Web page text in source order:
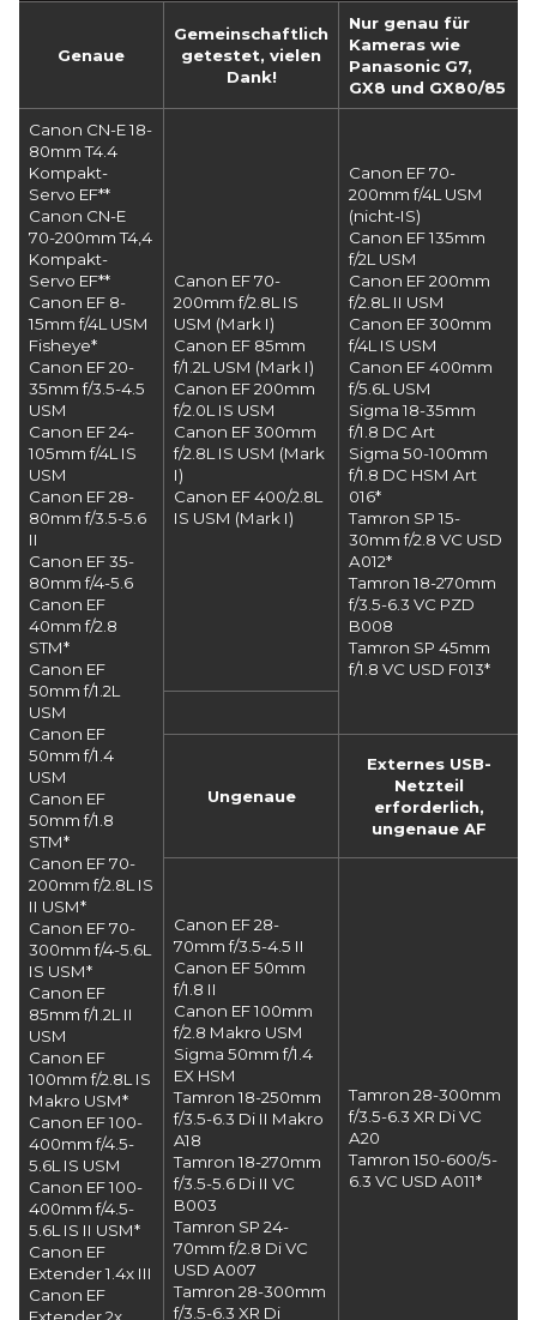
Genaue
Gemeinschaftlich
getestet, vielen
Dank!
Nur genau für
Kameras wie
Panasonic G7,
GX8 und GX80/85
Canon CN-E 18-
80mm T4.4
Kompakt-
Servo EF**
Canon CN-E
70-200mm T4,4
Kompakt-
Servo EF**
Canon EF 8-
15mm f/4L USM
Fisheye*
Canon EF 20-
35mm f/3.5-4.5
USM
Canon EF 24-
105mm f/4L IS
USM
Canon EF 28-
80mm f/3.5-5.6
II
Canon EF 35-
80mm f/4-5.6
Canon EF
40mm f/2.8
STM*
Canon EF
50mm f/1.2L
USM
Canon EF
50mm f/1.4
USM
Canon EF
50mm f/1.8
STM*
Canon EF 70-
200mm f/2.8L IS
II USM*
Canon EF 70-
300mm f/4-5.6L
IS USM*
Canon EF
85mm f/1.2L II
USM
Canon EF
100mm f/2.8L IS
Makro USM*
Canon EF 100-
400mm f/4.5-
5.6L IS USM
Canon EF 100-
400mm f/4.5-
5.6L IS II USM*
Canon EF
Extender 1.4x III
Canon EF
Canon EF 70-
200mm f/2.8L IS
USM (Mark I)
Canon EF 85mm
f/1.2L USM (Mark I)
Canon EF 200mm
f/2.0L IS USM
Canon EF 300mm
f/2.8L IS USM (Mark
I)
Canon EF 400/2.8L
IS USM (Mark I)
Canon EF 70-
200mm f/4L USM
(nicht-IS)
Canon EF 135mm
f/2L USM
Canon EF 200mm
f/2.8L II USM
Canon EF 300mm
f/4L IS USM
Canon EF 400mm
f/5.6L USM
Sigma 18-35mm
f/1.8 DC Art
Sigma 50-100mm
f/1.8 DC HSM Art
016*
Tamron SP 15-
30mm f/2.8 VC USD
A012*
Tamron 18-270mm
f/3.5-6.3 VC PZD
B008
Tamron SP 45mm
f/1.8 VC USD F013*
Ungenaue
Externes USB-
Netzteil
erforderlich,
ungenaue AF
Canon EF 28-
70mm f/3.5-4.5 II
Canon EF 50mm
f/1.8 II
Canon EF 100mm
f/2.8 Makro USM
Sigma 50mm f/1.4
EX HSM
Tamron 18-250mm
f/3.5-6.3 Di II Makro
A18
Tamron 18-270mm
f/3.5-5.6 Di II VC
B003
Tamron SP 24-
70mm f/2.8 Di VC
USD A007
Tamron 28-300mm
f/3.5-6.3 XR Di
Tamron 28-300mm
f/3.5-6.3 XR Di VC
A20
Tamron 150-600/5-
6.3 VC USD A011*